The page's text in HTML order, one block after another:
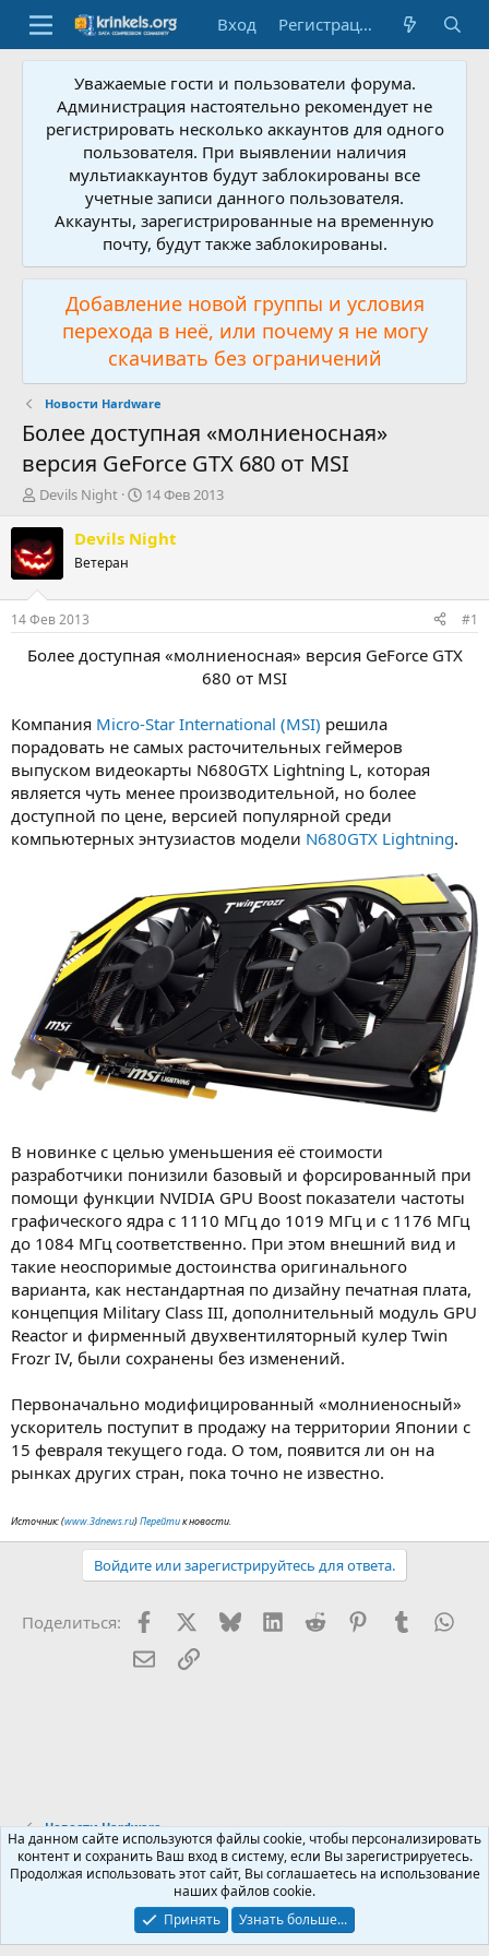
Вход Регистрация
Уважаемые гости и пользователи форума.
Администрация настоятельно рекомендует не
регистрировать несколько аккаунтов для одного
пользователя. При выявлении наличия
мультиаккаунтов будут заблокированы все
учетные записи данного пользователя.
Аккаунты, зарегистрированные на временную
почту, будут также заблокированы.
Добавление новой группы и условия
перехода в неё, или почему я не могу
скачивать без ограничений
Новости Hardware
Более доступная «молниеносная»
версия GeForce GTX 680 от MSI
А
т
о
р
т
м
ы
Devils Night
Д
т
а
а
л
14 Фев 2013
Devils Night
Ветеран
14 Фев 2013 #1
Более доступная «молниеносная» версия GeForce GTX
680 от MSI
Компания Micro-Star International (MSI) решила
порадовать не самых расточительных геймеров
выпуском видеокарты N680GTX Lightning L, которая
является чуть менее производительной, но более
доступной по цене, версией популярной среди
компьютерных энтузиастов модели N680GTX Lightning.
В новинке с целью уменьшения её стоимости
разработчики понизили базовый и форсированный при
помощи функции NVIDIA GPU Boost показатели частоты
графического ядра с 1110 МГц до 1019 МГц и с 1176 МГц
до 1084 МГц соответственно. При этом внешний вид и
такие неоспоримые достоинства оригинального
варианта, как нестандартная по дизайну печатная плата,
концепция Military Class III, дополнительный модуль GPU
Reactor и фирменный двухвентиляторный кулер Twin
Frozr IV, были сохранены без изменений.
Первоначально модифицированный «молниеносный»
ускоритель поступит в продажу на территории Японии с
15 февраля текущего года. О том, появится ли он на
рынках других стран, пока точно не известно.
Источник: (www.3dnews.ru)Перейтик новости.
Войдите или зарегистрируйтесь для ответа.
Поделиться: FacebookX (Twitter)
BlueskyLinkedInReddit PinterestTumblr
Электронная почта
Ссылка
Новости Hardware
Russian (RU)
Условия и правила
Политика конфиденциальности
Помощь
На данном сайте используются файлы cookie, чтобы персонализировать
контент и сохранить Ваш вход в систему, если Вы зарегистрируетесь.
Продолжая использовать этот сайт, Вы соглашаетесь на использование
наших файлов cookie.
Принять
Узнать больше...